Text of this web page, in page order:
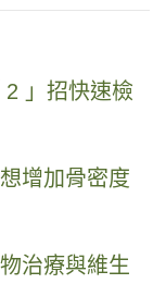
」招快速檢
增加骨密度
治療與維生